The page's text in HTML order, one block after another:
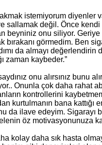
istemiyorum diyenler
sallamak değil. Önce
beyniniz onu siliyor. Geriye
görmedim. Ben
da almayı değerlendirin
zaman kaybeder.”
onu alırsınız bunu
Onunla çok daha rahat
kontrollerini
kurtulmanın bana kattığı
ilave edeyim. Sigarayı
öz motivasyonunuza
kolay daha sık hasta